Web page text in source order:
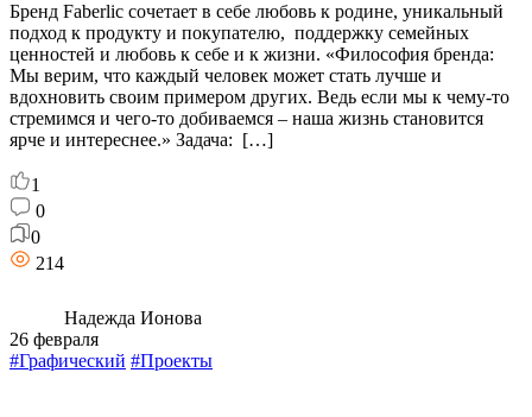
Бренд Faberlic сочетает в себе любовь к родине, уникальный
подход к продукту и покупателю, поддержку семейных
ценностей и любовь к себе и к жизни. «Философия бренда:
Мы верим, что каждый человек может стать лучше и
вдохновить своим примером других. Ведь если мы к чему-то
стремимся и чего-то добиваемся – наша жизнь становится
ярче и интереснее.» Задача: […]
1
0
0
214
Надежда Ионова
26 февраля
#Графический #Проекты